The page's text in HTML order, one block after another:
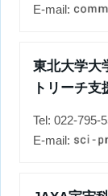
E-mail:
東北大学大
トリーチ支
Tel: 022-795-
E-mail: